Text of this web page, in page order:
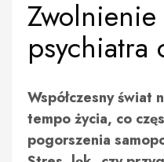
psychiatra
Współczesny świat
tempo życia, co
pogorszenia